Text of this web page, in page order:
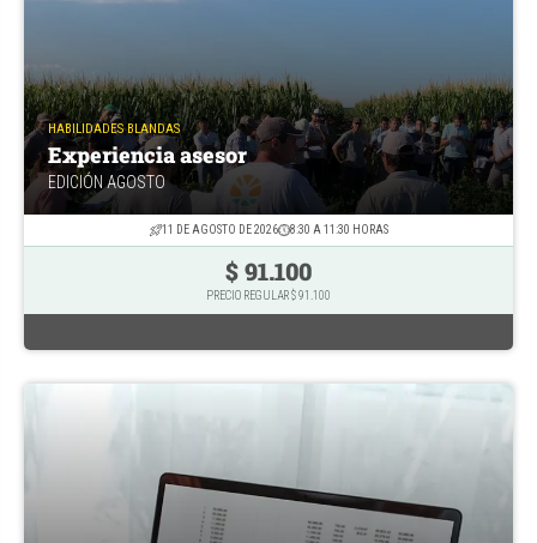
HABILIDADES BLANDAS
Experiencia asesor
EDICIÓN AGOSTO
11 DE AGOSTO DE 2026 8:30 A 11:30 HORAS
$ 91.100
PRECIO REGULAR $ 91.100